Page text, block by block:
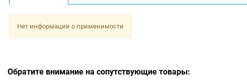
Нет информации о применимости
Обратите внимание на сопутствующие товары: